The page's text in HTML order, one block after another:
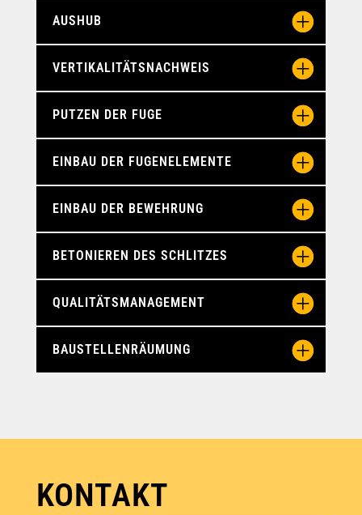
AUSHUB
VERTIKALITÄTSNACHWEIS
PUTZEN DER FUGE
EINBAU DER FUGENELEMENTE
EINBAU DER BEWEHRUNG
BETONIEREN DES SCHLITZES
QUALITÄTSMANAGEMENT
BAUSTELLENRÄUMUNG
KONTAKT